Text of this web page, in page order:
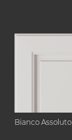
Bianco Assoluto